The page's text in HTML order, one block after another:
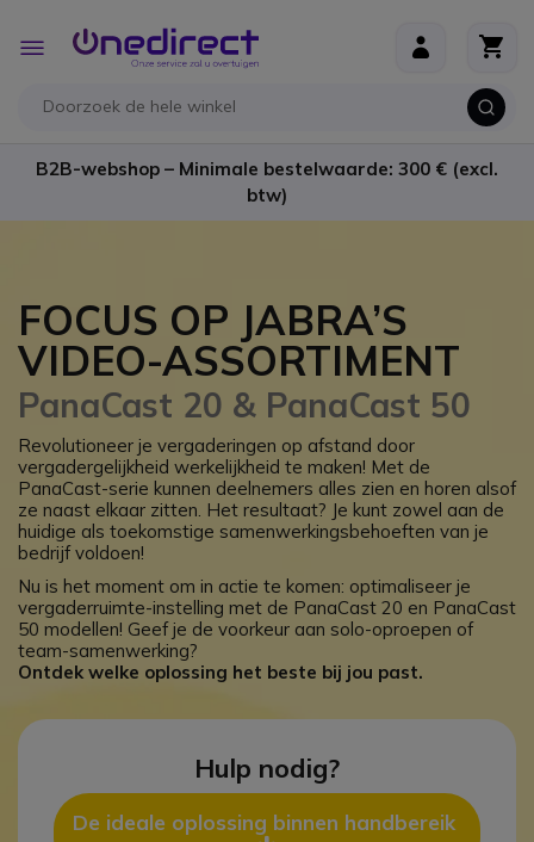
Toggle
Nav
B2B-webshop – Minimale bestelwaarde: 300 € (excl.
btw)
FOCUS OP JABRA’S
VIDEO-ASSORTIMENT
PanaCast 20 & PanaCast 50
Revolutioneer je vergaderingen op afstand door
vergadergelijkheid werkelijkheid te maken! Met de
PanaCast-serie kunnen deelnemers alles zien en horen alsof
ze naast elkaar zitten. Het resultaat? Je kunt zowel aan de
huidige als toekomstige samenwerkingsbehoeften van je
bedrijf voldoen!
Nu is het moment om in actie te komen: optimaliseer je
vergaderruimte-instelling met de PanaCast 20 en PanaCast
50 modellen! Geef je de voorkeur aan solo-oproepen of
team-samenwerking?
Ontdek welke oplossing het beste bij jou past.
Hulp nodig?
De ideale oplossing binnen handbereik